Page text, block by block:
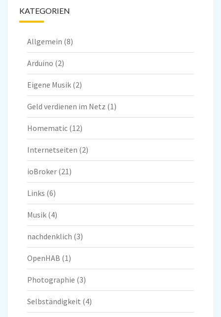
KATEGORIEN
Allgemein (8)
Arduino (2)
Eigene Musik (2)
Geld verdienen im Netz (1)
Homematic (12)
Internetseiten (2)
ioBroker (21)
Links (6)
Musik (4)
nachdenklich (3)
OpenHAB (1)
Photographie (3)
Selbständigkeit (4)